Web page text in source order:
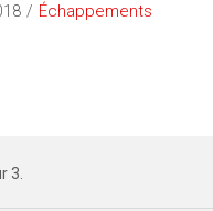
/ Échappements
3.